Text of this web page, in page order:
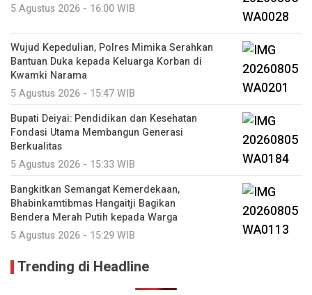
5 Agustus 2026 - 16:00 WIB
Wujud Kepedulian, Polres Mimika Serahkan
Bantuan Duka kepada Keluarga Korban di
Kwamki Narama
5 Agustus 2026 - 15:47 WIB
Bupati Deiyai: Pendidikan dan Kesehatan
Fondasi Utama Membangun Generasi
Berkualitas
5 Agustus 2026 - 15:33 WIB
Bangkitkan Semangat Kemerdekaan,
Bhabinkamtibmas Hangaitji Bagikan
Bendera Merah Putih kepada Warga
5 Agustus 2026 - 15:29 WIB
Trending di Headline